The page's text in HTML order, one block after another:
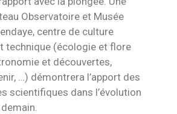
Observatoire et Musée
centre de culture
technique (écologie et flore
et découvertes,
…) démontrera l’apport des
scientifiques dans l’évolution